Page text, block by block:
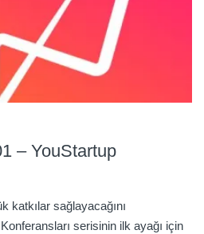
– YouStartup
katkılar sağlayacağını
serisinin ilk ayağı için